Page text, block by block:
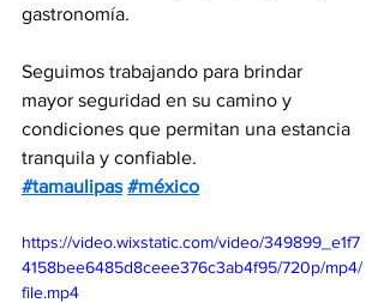
gastronomía.
Seguimos trabajando para brindar
mayor seguridad en su camino y
condiciones que permitan una estancia
tranquila y confiable.
#tamaulipas #méxico
https://video.wixstatic.com/video/349899_e1f7
4158bee6485d8ceee376c3ab4f95/720p/mp4/
file.mp4